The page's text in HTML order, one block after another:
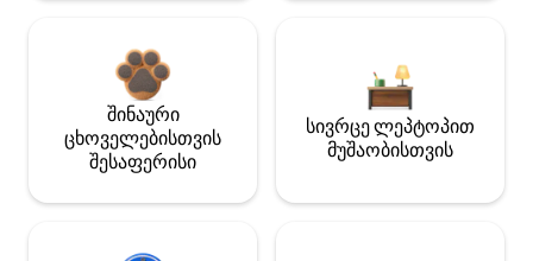
შინაური
ცხოველებისთვის
შესაფერისი
სივრცე ლეპტოპით
მუშაობისთვის